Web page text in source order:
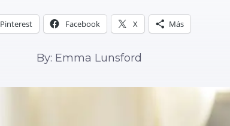
Pinterest Facebook X Más
By: Emma Lunsford